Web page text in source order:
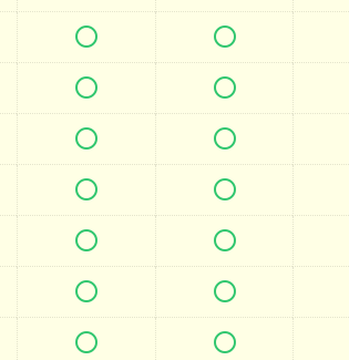
 
 
 
 
 
 
 